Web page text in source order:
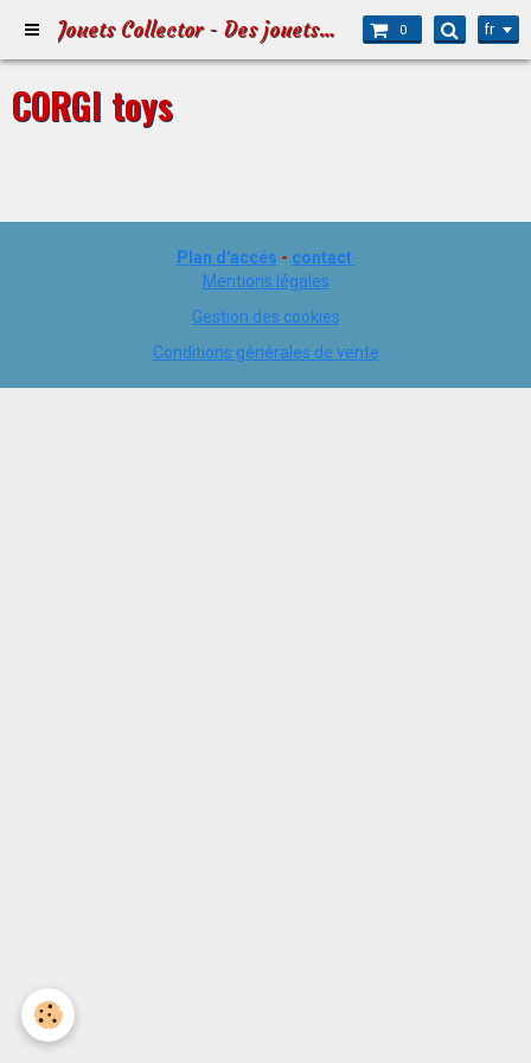
Jouets Collector - Des jouets pour Petits et Grands 0 fr
CORGI toys
Plan d'accés - contact
Mentions légales
Gestion des cookies
Conditions générales de vente